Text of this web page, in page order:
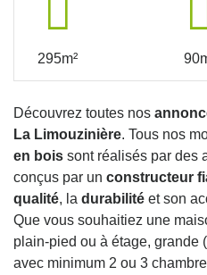
295m²
Découvrez toutes nos
La Limouzinière. Tous nos
en bois sont réalisés par des
conçus par un constructeur
qualité, la durabilité et son
Que vous souhaitiez une
plain-pied ou à étage, grande
avec minimum 2 ou 3